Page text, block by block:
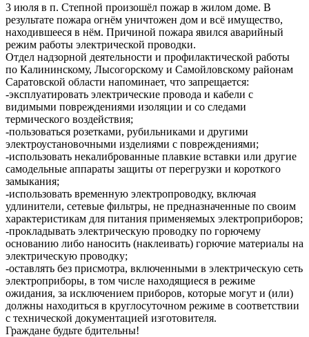
3 июля в п. Степной произошёл пожар в жилом доме. В
результате пожара огнём уничтожен дом и всё имущество,
находившееся в нём. Причиной пожара явился аварийный
режим работы электрической проводки.
Отдел надзорной деятельности и профилактической работы
по Калининскому, Лысогорскому и Самойловскому районам
Саратовской области напоминает, что запрещается:
-эксплуатировать электрические провода и кабели с
видимыми повреждениями изоляции и со следами
термического воздействия;
-пользоваться розетками, рубильниками и другими
электроустановочными изделиями с повреждениями;
-использовать некалиброванные плавкие вставки или другие
самодельные аппараты защиты от перегрузки и короткого
замыкания;
-использовать временную электропроводку, включая
удлинители, сетевые фильтры, не предназначенные по своим
характеристикам для питания применяемых электроприборов;
-прокладывать электрическую проводку по горючему
основанию либо наносить (наклеивать) горючие материалы на
электрическую проводку;
-оставлять без присмотра, включенными в электрическую сеть
электроприборы, в том числе находящиеся в режиме
ожидания, за исключением приборов, которые могут и (или)
должны находиться в круглосуточном режиме в соответствии
с технической документацией изготовителя.
Граждане будьте бдительны!